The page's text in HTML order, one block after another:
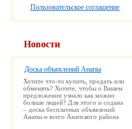
Пользовательское соглашение
Новости
Доска объявлений Анапы
Хотите что-то купить, продать или
обменять? Хотите, чтобы о Вашем
предложении узнало как можно
больше людей? Для этого и содана
– доска бесплатных объявлений
Анапы и всего Анапского района